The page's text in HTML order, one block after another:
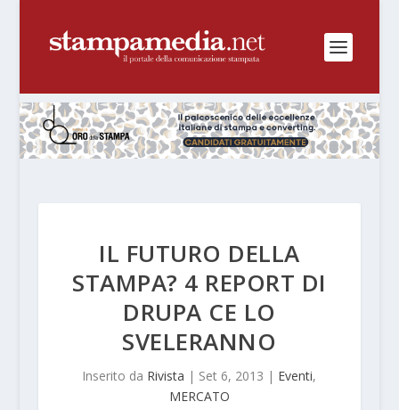
IL FUTURO DELLA
STAMPA? 4 REPORT DI
DRUPA CE LO
SVELERANNO
Inserito da Rivista | Set 6, 2013 | Eventi,
MERCATO